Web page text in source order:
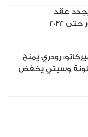
يجدد عقد
2032
رودري يمنح
وسيتي يخفض